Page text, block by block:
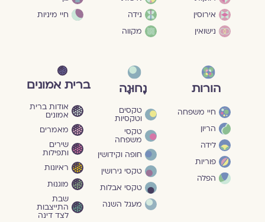
אירוסין
נישואין
נידה
מקווה
חיי מיניות
הורות
חיי משפחה
הריון
לידה
פוריות
הפלה
נָחוּגָה
טקסים
וטקסיות
טקסי
משפחה
חופה וקידושין
טקסי גירושין
טקסי אבלות
מעגל השנה
ברית אמונים
אודות ברית
אמונים
מאמרים
שירים
ותפילות
ראיונות
מוגנוּת
שבת
התייצבות
לצד דינה